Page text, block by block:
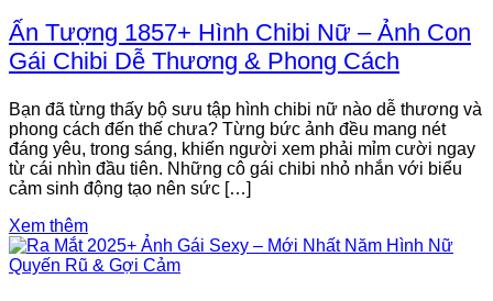
Ấn Tượng 1857+ Hình Chibi Nữ – Ảnh Con
Gái Chibi Dễ Thương & Phong Cách
Bạn đã từng thấy bộ sưu tập hình chibi nữ nào dễ thương và
phong cách đến thế chưa? Từng bức ảnh đều mang nét
đáng yêu, trong sáng, khiến người xem phải mỉm cười ngay
từ cái nhìn đầu tiên. Những cô gái chibi nhỏ nhắn với biểu
cảm sinh động tạo nên sức […]
Xem thêm